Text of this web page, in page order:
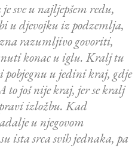
sve u najljepšem redu,
u djevojku iz podzemlja,
razumljivo govoriti,
konac u iglu. Kralj tu
u jedini kraj, gdje
to još nije kraj, jer se kralj
izložbu. Kad
u njegovom
ista srca svih jednaka, pa